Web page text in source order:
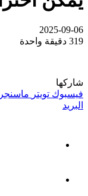
2025-09-06
319 دقيقة واحدة
شاركها
فيسبوك تويتر ماسنجر
البريد